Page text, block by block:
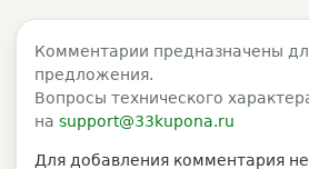
Комментарии предназначены
предложения.
Вопросы технического
на support@33kupona.ru
Для добавления комментария